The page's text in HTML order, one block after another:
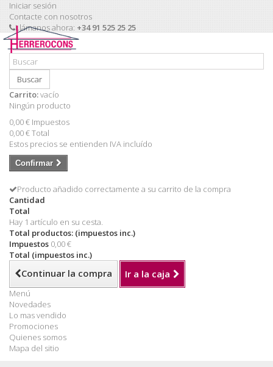
Iniciar sesión
Contacte con nosotros
Llámanos ahora: +34 91 525 25 25
Buscar
Carrito:vacío
Ningún producto
0,00 € Impuestos
0,00 €Total
Estos precios se entienden IVA incluído
Confirmar
Producto añadido correctamente a su carrito de la compra
Cantidad
Total
Hay 1 artículo en su cesta.
Total productos: (impuestos inc.)
Impuestos 0,00 €
Total (impuestos inc.)
Continuar la compra Ir a la caja
Menú
Novedades
Lo mas vendido
Promociones
Quienes somos
Mapa del sitio